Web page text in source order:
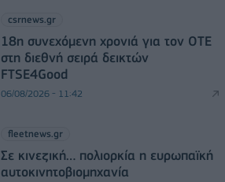
csrnews.gr
18η συνεχόμενη χρονιά για τον ΟΤΕ
στη διεθνή σειρά δεικτών
FTSE4Good
06/08/2026 - 11:42
fleetnews.gr
Σε κινεζική… πολιορκία η ευρωπαϊκή
αυτοκινητοβιομηχανία